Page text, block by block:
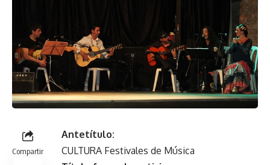
Compartir
Antetítulo:
CULTURA Festivales de Música